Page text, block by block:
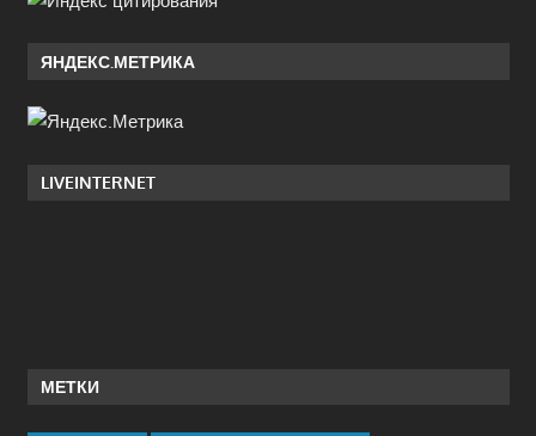
ЯНДЕКС.МЕТРИКА
LIVEINTERNET
МЕТКИ